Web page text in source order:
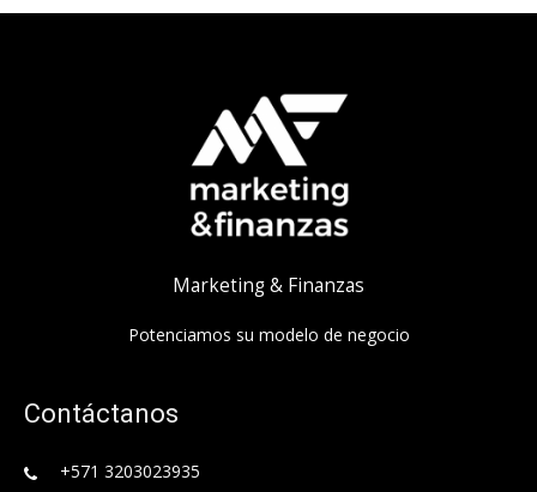
Marketing & Finanzas
Potenciamos su modelo de negocio
Contáctanos
+571 3203023935